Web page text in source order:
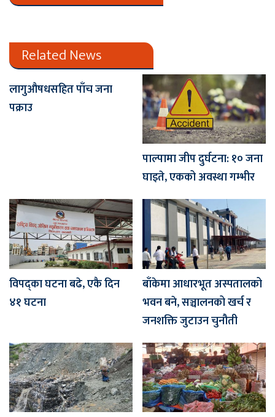
Related News
लागुऔषधसहित पाँच जना
पक्राउ
पाल्पामा जीप दुर्घटना: १० जना
घाइते, एकको अवस्था गम्भीर
विपद्का घटना बढे, एकै दिन
४१ घटना
बाँकेमा आधारभूत अस्पतालको
भवन बने, सञ्चालनको खर्च र
जनशक्ति जुटाउन चुनौती